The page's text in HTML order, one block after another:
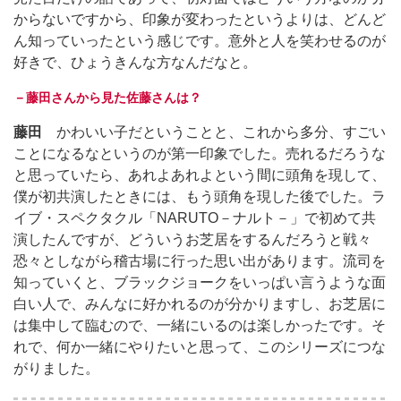
からないですから、印象が変わったというよりは、どんど
ん知っていったという感じです。意外と人を笑わせるのが
好きで、ひょうきんな方なんだなと。
－藤田さんから見た佐藤さんは？
藤田
かわいい子だということと、これから多分、すごい
ことになるなというのが第一印象でした。売れるだろうな
と思っていたら、あれよあれよという間に頭角を現して、
僕が初共演したときには、もう頭角を現した後でした。ラ
イブ・スペクタクル「NARUTO－ナルト－」で初めて共
演したんですが、どういうお芝居をするんだろうと戦々
恐々としながら稽古場に行った思い出があります。流司を
知っていくと、ブラックジョークをいっぱい言うような面
白い人で、みんなに好かれるのが分かりますし、お芝居に
は集中して臨むので、一緒にいるのは楽しかったです。そ
れで、何か一緒にやりたいと思って、このシリーズにつな
がりました。